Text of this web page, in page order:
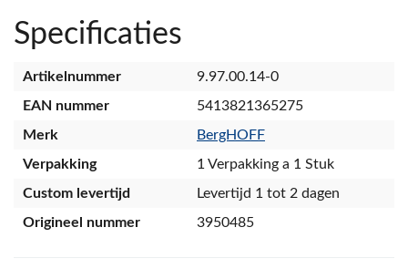
Specificaties
Artikelnummer
9.97.00.14-0
EAN nummer
5413821365275
Merk
BergHOFF
Verpakking
1 Verpakking a 1 Stuk
Custom levertijd
Levertijd 1 tot 2 dagen
Origineel nummer
3950485